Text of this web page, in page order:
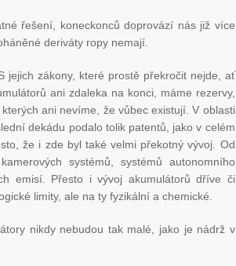
řešení, koneckonců doprovází nás již více
deriváty ropy nemají.
jejich zákony, které prostě překročit nejde, ať
ani zdaleka na konci, máme rezervy,
ani nevíme, že vůbec existují. V oblasti
dekádu podalo tolik patentů, jako v celém
že i zde byl také velmi překotný vývoj. Od
systémů, systémů autonomního
emisí. Přesto i vývoj akumulátorů dříve či
limity, ale na ty fyzikální a chemické.
nikdy nebudou tak malé, jako je nádrž v